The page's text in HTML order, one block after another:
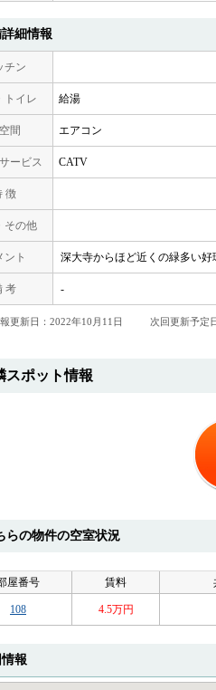
細情報
チン
トイレ 給湯
間 エアコン
ービス CATV
徴
その他
ント 深大寺からほど近くの緑多い
考 -
更新日：2022年10月11日 次回更新予定
スポット情報
の物件の空室状況
屋番号 賃料
108 4.5万円
報